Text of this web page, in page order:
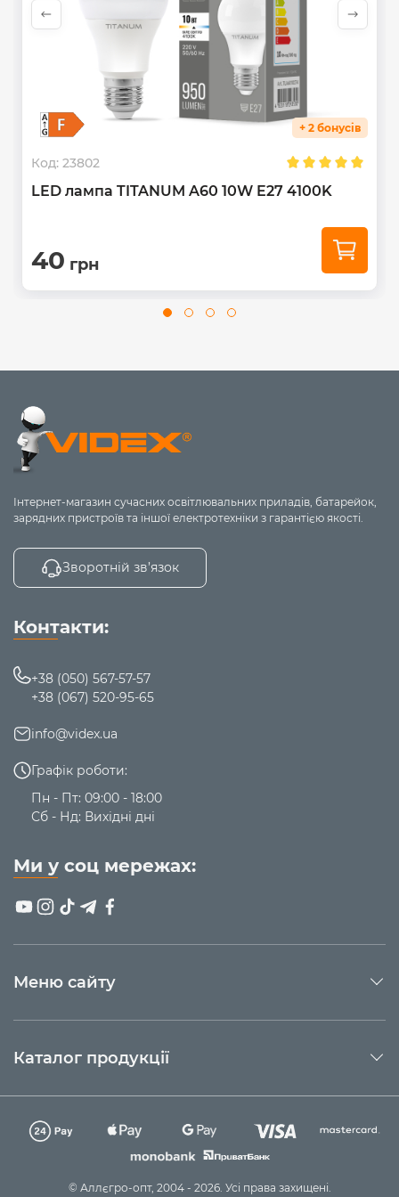
+ 2 бонусів
Код: 23802
LED лампа TITANUM A60 10W E27 4100K
40 грн
Інтернет-магазин сучасних освітлювальних приладів, батарейок,
зарядних пристроїв та іншої електротехніки з гарантією якості.
Зворотній зв’язок
Меню сайту
Каталог продукції
Контакти:
+38 (050) 567-57-57
+38 (067) 520-95-65
info@videx.ua
Графік роботи:
Пн - Пт: 09:00 - 18:00
Сб - Нд: Вихідні дні
Ми у соц мережах:
© Аллєгро-опт, 2004 - 2026. Усі права захищені.